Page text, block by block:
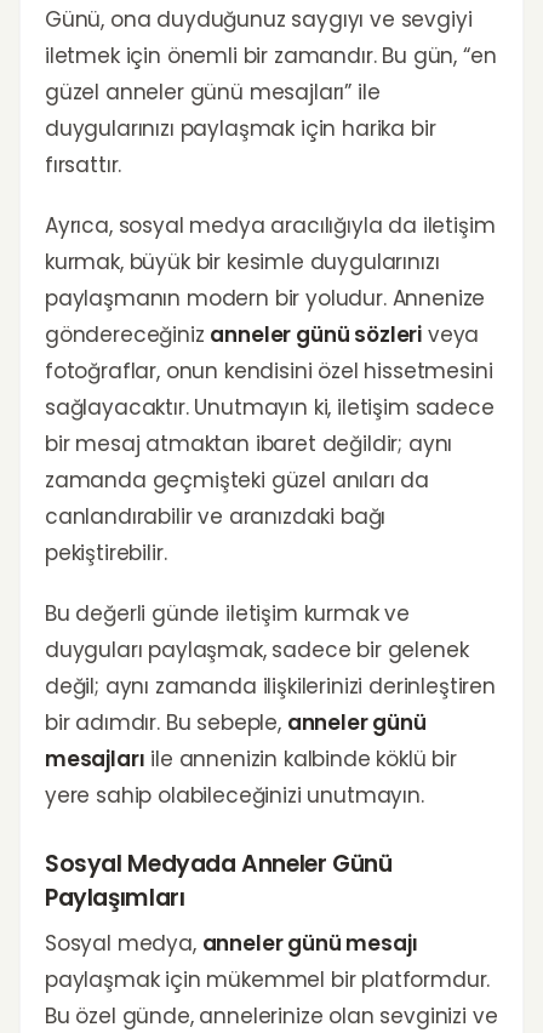
Günü, ona duyduğunuz saygıyı ve sevgiyi
iletmek için önemli bir zamandır. Bu gün, “en
güzel anneler günü mesajları” ile
duygularınızı paylaşmak için harika bir
fırsattır.
Ayrıca, sosyal medya aracılığıyla da iletişim
kurmak, büyük bir kesimle duygularınızı
paylaşmanın modern bir yoludur. Annenize
göndereceğiniz anneler günü sözleri veya
fotoğraflar, onun kendisini özel hissetmesini
sağlayacaktır. Unutmayın ki, iletişim sadece
bir mesaj atmaktan ibaret değildir; aynı
zamanda geçmişteki güzel anıları da
canlandırabilir ve aranızdaki bağı
pekiştirebilir.
Bu değerli günde iletişim kurmak ve
duyguları paylaşmak, sadece bir gelenek
değil; aynı zamanda ilişkilerinizi derinleştiren
bir adımdır. Bu sebeple, anneler günü
mesajları ile annenizin kalbinde köklü bir
yere sahip olabileceğinizi unutmayın.
Sosyal Medyada Anneler Günü
Paylaşımları
Sosyal medya, anneler günü mesajı
paylaşmak için mükemmel bir platformdur.
Bu özel günde, annelerinize olan sevginizi ve